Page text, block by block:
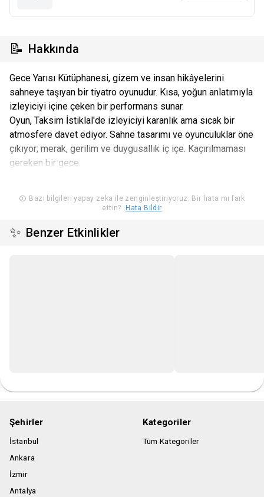
📝 Hakkında
Gece Yarısı Kütüphanesi, gizem ve insan hikâyelerini
sahneye taşıyan bir tiyatro oyunudur. Kısa, yoğun anlatımıyla
izleyiciyi içine çeken bir performans sunar.
Oyun, Taksim İstiklal'de izleyiciyi karanlık ama sıcak bir
atmosfere davet ediyor. Sahne tasarımı ve oyunculuklar öne
çıkıyor; merak, gerilim ve duygusallık iç içe. Kaçırılmaması
gereken bir gece.
Bazı bilgileri yapay zeka ile zenginleştiriyoruz. Bir hata mı fark
ettin?
Hata Bildir
✨ Benzer Etkinlikler
Şehirler
İstanbul
Ankara
İzmir
Antalya
Kategoriler
Tüm Kategoriler